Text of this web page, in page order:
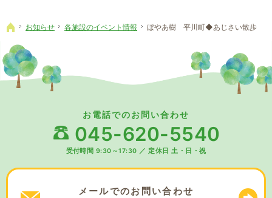
ホーム
お知らせ 各施設のイベント情報 ぼやあ樹 平川町◆あじさい散歩
お電話でのお問い合わせ
045-620-5540
受付時間 9:30～17:30 ／ 定休日 土・日・祝
メールでのお問い合わせ